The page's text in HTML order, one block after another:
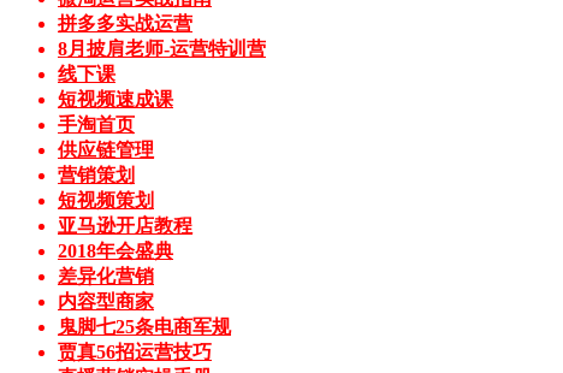
拼多多实战运营
8月披肩老师-运营特训营
线下课
短视频速成课
手淘首页
供应链管理
营销策划
短视频策划
亚马逊开店教程
2018年会盛典
差异化营销
内容型商家
鬼脚七25条电商军规
贾真56招运营技巧